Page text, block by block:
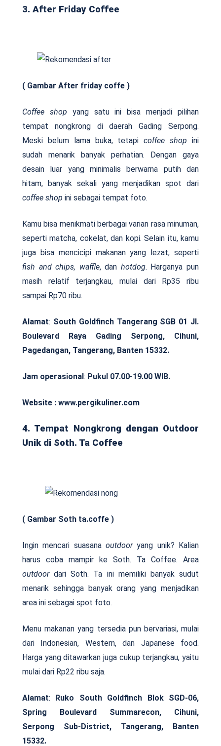
3. After Friday Coffee
( Gambar After friday coffe )
Coffee shop yang satu ini bisa menjadi pilihan
tempat nongkrong di daerah Gading Serpong.
Meski belum lama buka, tetapicoffee shop ini
sudah menarik banyak perhatian. Dengan gaya
desain luar yang minimalis berwarna putih dan
hitam, banyak sekali yang menjadikan spot dari
coffee shop ini sebagai tempat foto.
Kamu bisa menikmati berbagai varian rasa minuman,
seperti matcha, cokelat, dan kopi. Selain itu, kamu
juga bisa mencicipi makanan yang lezat, seperti
fish and chips, waffle, dan hotdog. Harganya pun
masih relatif terjangkau, mulai dari Rp35 ribu
sampai Rp70 ribu.
Alamat: South Goldfinch Tangerang SGB 01 Jl.
Boulevard Raya Gading Serpong, Cihuni,
Pagedangan, Tangerang, Banten 15332.
Jam operasional: Pukul 07.00-19.00 WIB.
Website : www.pergikuliner.com
4. Tempat Nongkrong dengan Outdoor
Unik di Soth. Ta Coffee
( Gambar Soth ta.coffe )
Ingin mencari suasana outdooryang unik? Kalian
harus coba mampir ke Soth. Ta Coffee. Area
outdoordari Soth. Ta ini memiliki banyak sudut
menarik sehingga banyak orang yang menjadikan
area ini sebagai spot foto.
Menu makanan yang tersedia pun bervariasi, mulai
dari Indonesian, Western, dan Japanese food.
Harga yang ditawarkan juga cukup terjangkau, yaitu
mulai dari Rp22 ribu saja.
Alamat: Ruko South Goldfinch Blok SGD-06,
Spring Boulevard Summarecon, Cihuni,
Serpong Sub-District, Tangerang, Banten
15332.